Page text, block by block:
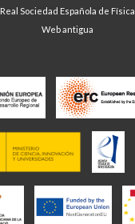
Real Sociedad Española de Física
Web antigua